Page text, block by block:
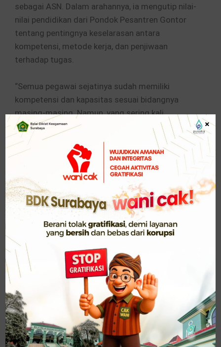
sebagai ASN. Dalam arahannya, ia mengutip nilai-
nilai pendidikan dari Pondok Pesantren Gontor
tentang pentingnya keselarasan antara
kompetensi, metode kerja, dan penjiwaan
terhadap tugas.
“Semua pegawai sejatinya sudah memiliki
kompetensi dan kapasitas sesuai bidangnya
masing-masing. Namun, yang sering kali
menentukan keberhasilan bukan hanya
kemampuan, melainkan bagaimana cara
menjalankan pekerjaan itu,” ujar Musfiqon di
hadapan peserta apel.
Ia menekankan bahwa metode kerja yang tepat
memiliki peran besar dalam menciptakan
efektivitas organisasi. Kehadiran aktif dalam
setiap tanggung jawab pekerjaan, menurutnya,
menjadi fondasi utama agar pelayanan publik
dapat berjalan optimal.
Tak hanya itu, Musfiqon juga menyoroti
pentingnya menghadirkan ruh dalam bekerja. Ia
menilai, pekerjaan akan terasa berat apabila
dijalani hanya sebatas rutinitas atau tuntutan
administratif. Sebaliknya, ketika seseorang
×